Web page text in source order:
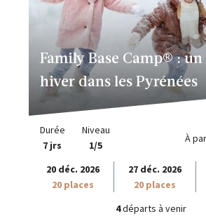
Family Base Camp® : un
hiver dans les Pyrénées
Durée
7 jrs
Niveau
1/5
À
20 déc. 2026
20 places
27 déc. 2026
20 places
4départs à venir